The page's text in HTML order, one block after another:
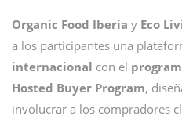
Organic Food Iberia y Eco
a los participantes una
internacional con el
Hosted Buyer Program,
involucrar a los compradores